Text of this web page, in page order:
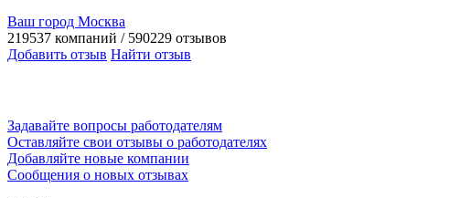
Ваш город Москва
219537 компаний / 590229 отзывов
Добавить отзыв Найти отзыв
Задавайте вопросы работодателям
Оставляйте свои отзывы о работодателях
Добавляйте новые компании
Сообщения о новых отзывах